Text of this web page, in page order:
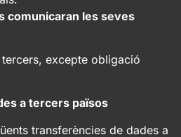
comunicaran les seves
excepte obligació
a tercers països
transferències de dades a